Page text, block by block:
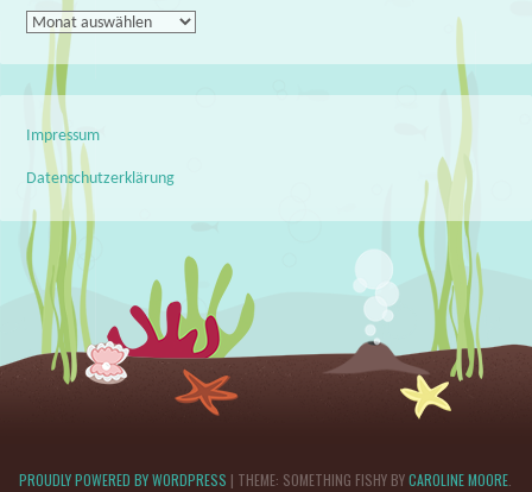
Archiv
Impressum
Datenschutzerklärung
PROUDLY POWERED BY WORDPRESS | THEME: SOMETHING FISHY BYCAROLINE MOORE